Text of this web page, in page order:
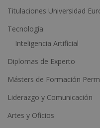
e
Titulaciones Universidad
Tecnología
Inteligencia Artificial
Diplomas de Experto
Másters de Formación
Liderazgo y Comunicación
Artes y Oficios